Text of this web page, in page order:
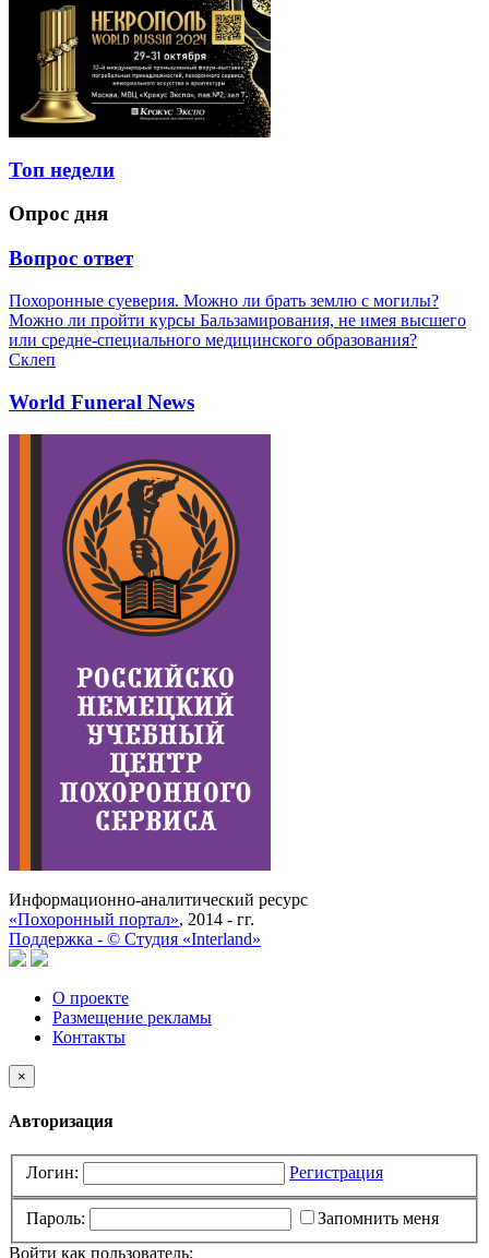
Топ недели
Опрос дня
Вопрос ответ
Похоронные суеверия. Можно ли брать землю с могилы?
Можно ли пройти курсы Бальзамирования, не имея высшего
или средне-специального медицинского образования?
Склеп
World Funeral News
Информационно-аналитический ресурс
«Похоронный портал», 2014 - гг.
Поддержка - © Cтудия «Interland»
О проекте
Размещение рекламы
Контакты
×
Авторизация
Логин: Регистрация
Пароль:
Запомнить меня
Войти как пользователь: